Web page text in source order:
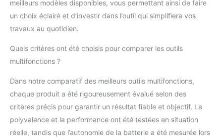
meilleurs modèles disponibles, vous permettant ainsi de faire
un choix éclairé et d’investir dans l’outil qui simplifiera vos
travaux au quotidien.
Quels critères ont été choisis pour comparer les outils
multifonctions ?
Dans notre comparatif des meilleurs outils multifonctions,
chaque produit a été rigoureusement évalué selon des
critères précis pour garantir un résultat fiable et objectif. La
polyvalence et la performance ont été testées en situation
réelle, tandis que l’autonomie de la batterie a été mesurée lors